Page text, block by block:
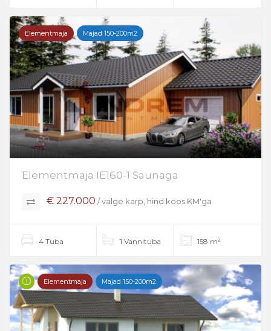
Elementmaja Majad 150-200m2
Elementmaja IE160-1 Saunaga
€ 227.000 / valge karp, hind koos KM'ga
4 Tuba 1 Vannituba 158 m²
Elementmaja Majad 150-200m2